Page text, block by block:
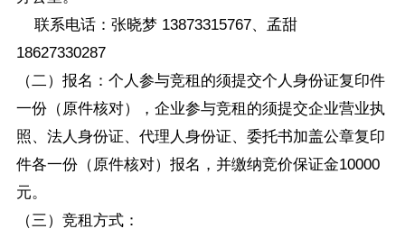
联系电话：张晓梦 13873315767、孟甜
18627330287
（二）报名：个人参与竞租的须提交个人身份证复印件
一份（原件核对），企业参与竞租的须提交企业营业执
照、法人身份证、代理人身份证、委托书加盖公章复印
件各一份（原件核对）报名，并缴纳竞价保证金10000
元。
（三）竞租方式：